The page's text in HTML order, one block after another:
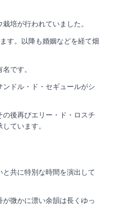
培が行われていました。
す。以降も婚姻などを経て畑
です。
ドル・ド・セギュールがシ
後再びエリー・ド・ロスチ
ています。
共に特別な時間を演出して
微かに漂い余韻は長くゆっ